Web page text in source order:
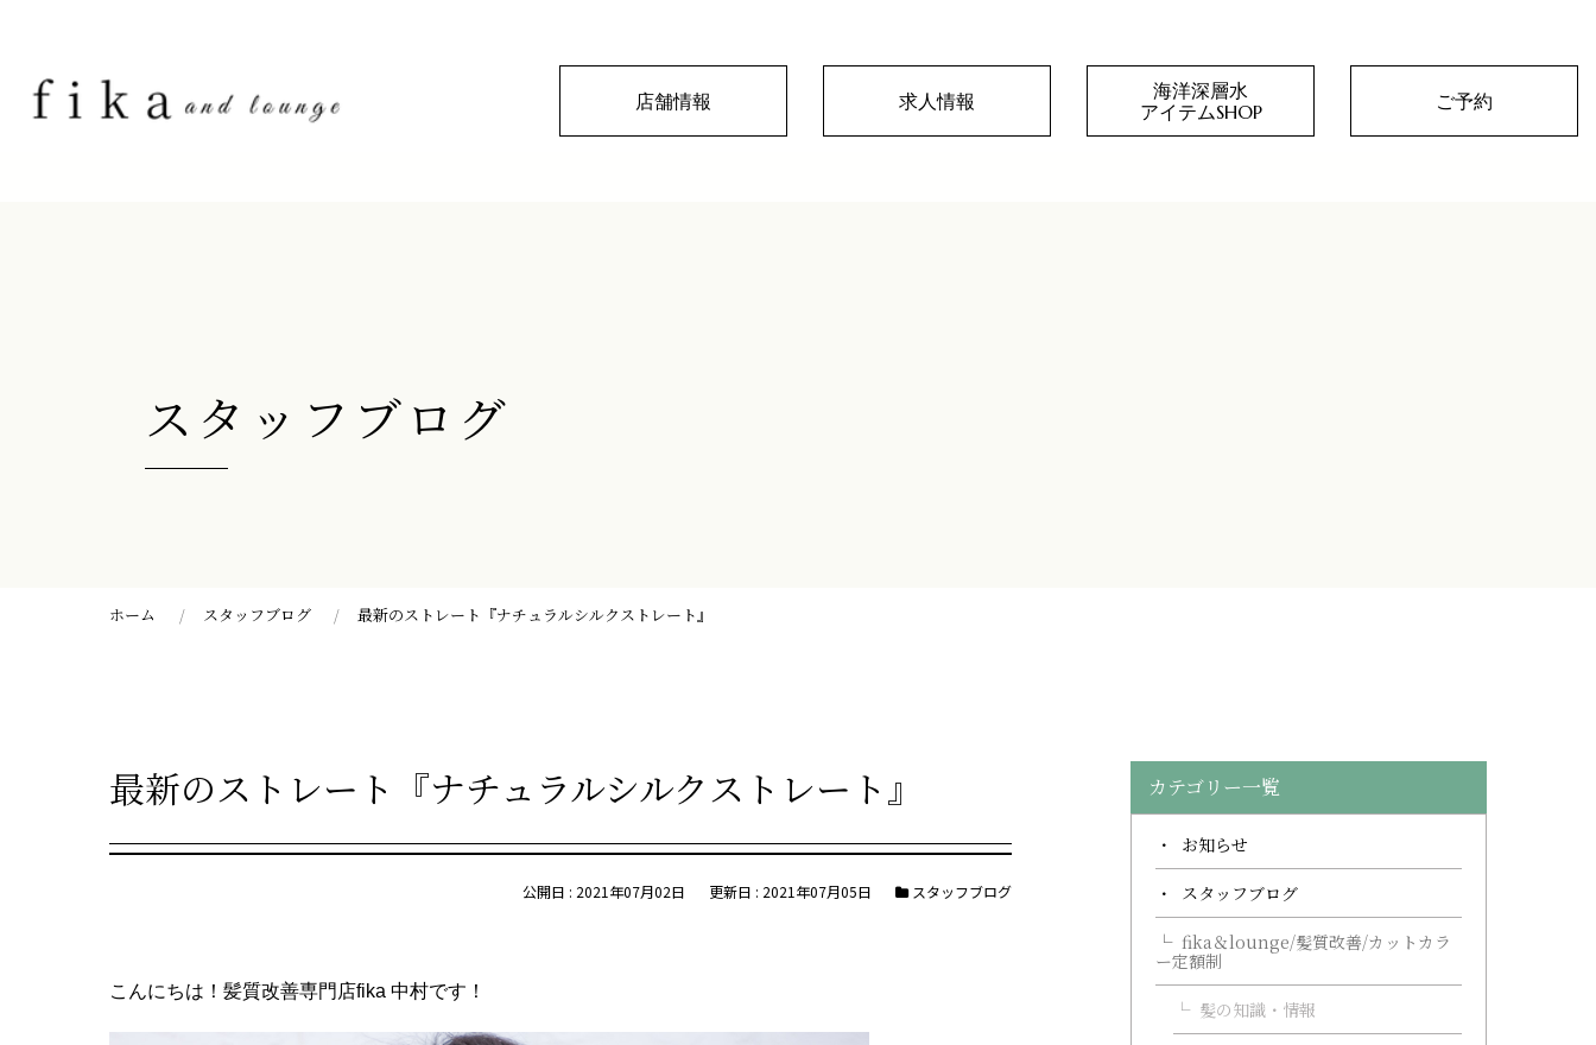
店舗情報 求人情報
海洋深層水
アイテムSHOP
ご予約
スタッフブログ
ホーム スタッフブログ 最新のストレート『ナチュラルシルクストレート』
最新のストレート『ナチュラルシルクストレート』
スタッフブログ
公開日 : 2021年07月02日 更新日 : 2021年07月05日
こんにちは！髪質改善専門店fika 中村です！
カテゴリー一覧
お知らせ
スタッフブログ
fika＆lounge/髪質改善/カットカラ
ー定額制
髪の知識・情報